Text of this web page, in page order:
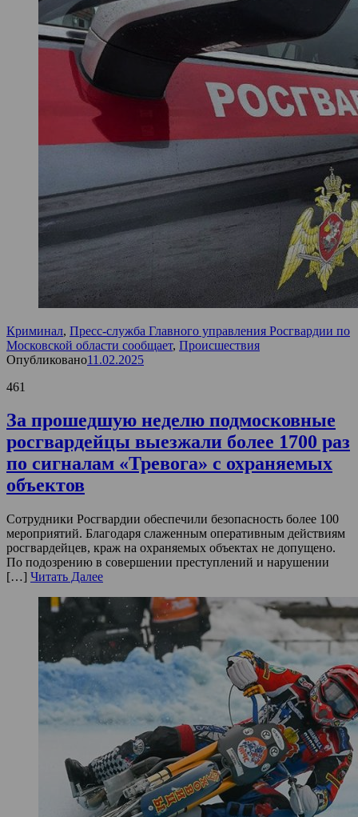
Криминал, Пресс-служба Главного управления Росгвардии по
Московской области сообщает, Происшествия
Опубликовано11.02.2025
461
За прошедшую неделю подмосковные
росгвардейцы выезжали более 1700 раз
по сигналам «Тревога» с охраняемых
объектов
Сотрудники Росгвардии обеспечили безопасность более 100
мероприятий. Благодаря слаженным оперативным действиям
росгвардейцев, краж на охраняемых объектах не допущено.
По подозрению в совершении преступлений и нарушении
[…] Читать Далее